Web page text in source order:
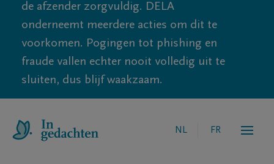
de afzender zorgvuldig. DELA
onderneemt meerdere acties om dit te
voorkomen. Pogingen tot phishing en
fraude vallen echter nooit volledig uit te
sluiten, dus blijf waakzaam.
NL FR